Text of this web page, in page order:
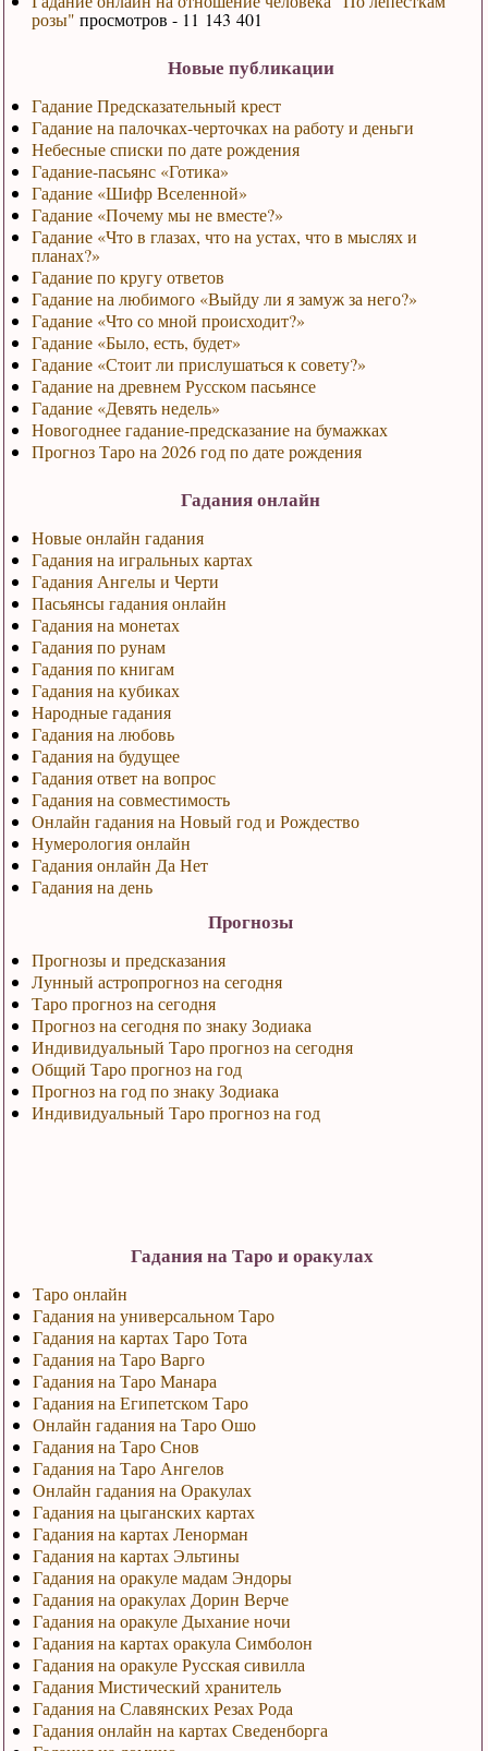
розы" просмотров - 11 143 401
Новые публикации
Гадание Предсказательный крест
Гадание на палочках-черточках на работу и деньги
Небесные списки по дате рождения
Гадание-пасьянс «Готика»
Гадание «Шифр Вселенной»
Гадание «Почему мы не вместе?»
Гадание «Что в глазах, что на устах, что в мыслях и
планах?»
Гадание по кругу ответов
Гадание на любимого «Выйду ли я замуж за него?»
Гадание «Что со мной происходит?»
Гадание «Было, есть, будет»
Гадание «Стоит ли прислушаться к совету?»
Гадание на древнем Русском пасьянсе
Гадание «Девять недель»
Новогоднее гадание-предсказание на бумажках
Прогноз Таро на 2026 год по дате рождения
Гадания онлайн
Новые онлайн гадания
Гадания на игральных картах
Гадания Ангелы и Черти
Пасьянсы гадания онлайн
Гадания на монетах
Гадания по рунам
Гадания по книгам
Гадания на кубиках
Народные гадания
Гадания на любовь
Гадания на будущее
Гадания ответ на вопрос
Гадания на совместимость
Онлайн гадания на Новый год и Рождество
Нумерология онлайн
Гадания онлайн Да Нет
Гадания на день
Прогнозы
Прогнозы и предсказания
Лунный астропрогноз на сегодня
Таро прогноз на сегодня
Прогноз на сегодня по знаку Зодиака
Индивидуальный Таро прогноз на сегодня
Общий Таро прогноз на год
Прогноз на год по знаку Зодиака
Индивидуальный Таро прогноз на год
Гадания на Таро и оракулах
Таро онлайн
Гадания на универсальном Таро
Гадания на картах Таро Тота
Гадания на Таро Варго
Гадания на Таро Манара
Гадания на Египетском Таро
Онлайн гадания на Таро Ошо
Гадания на Таро Снов
Гадания на Таро Ангелов
Онлайн гадания на Оракулах
Гадания на цыганских картах
Гадания на картах Ленорман
Гадания на картах Эльтины
Гадания на оракуле мадам Эндоры
Гадания на оракулах Дорин Верче
Гадания на оракуле Дыхание ночи
Гадания на картах оракула Симболон
Гадания на оракуле Русская сивилла
Гадания Мистический хранитель
Гадания на Славянских Резах Рода
Гадания онлайн на картах Сведенборга